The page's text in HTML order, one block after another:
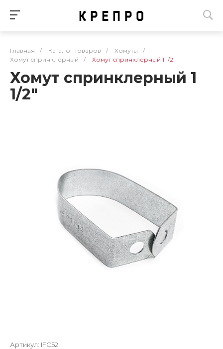
Главная / Каталог товаров / Хомуты
/
Хомут спринклерный
/ Хомут спринклерный 1 1/2"
Хомут спринклерный 1
1/2"
Артикул: IFC52